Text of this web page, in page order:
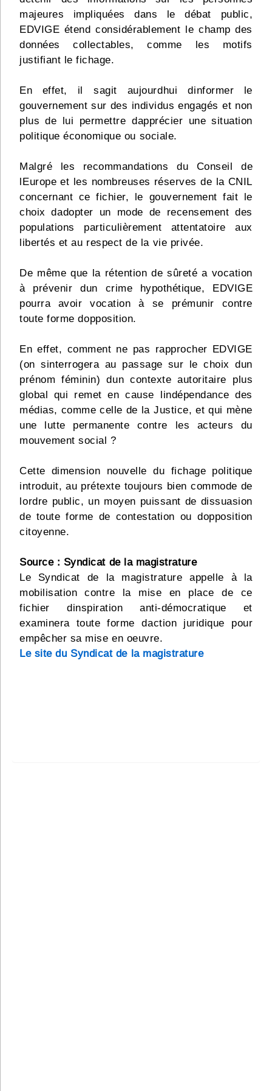
majeures impliquées dans le débat public,
EDVIGE étend considérablement le champ des
données collectables, comme les motifs
justifiant le fichage.
En effet, il sagit aujourdhui dinformer le
gouvernement sur des individus engagés et non
plus de lui permettre dapprécier une situation
politique économique ou sociale.
Malgré les recommandations du Conseil de
lEurope et les nombreuses réserves de la CNIL
concernant ce fichier, le gouvernement fait le
choix dadopter un mode de recensement des
populations particulièrement attentatoire aux
libertés et au respect de la vie privée.
De même que la rétention de sûreté a vocation
à prévenir dun crime hypothétique, EDVIGE
pourra avoir vocation à se prémunir contre
toute forme dopposition.
En effet, comment ne pas rapprocher EDVIGE
(on sinterrogera au passage sur le choix dun
prénom féminin) dun contexte autoritaire plus
global qui remet en cause lindépendance des
médias, comme celle de la Justice, et qui mène
une lutte permanente contre les acteurs du
mouvement social ?
Cette dimension nouvelle du fichage politique
introduit, au prétexte toujours bien commode de
lordre public, un moyen puissant de dissuasion
de toute forme de contestation ou dopposition
citoyenne.
Source : Syndicat de la magistrature
Le Syndicat de la magistrature appelle à la
mobilisation contre la mise en place de ce
fichier dinspiration anti-démocratique et
examinera toute forme daction juridique pour
empêcher sa mise en oeuvre.
Le site du Syndicat de la magistrature